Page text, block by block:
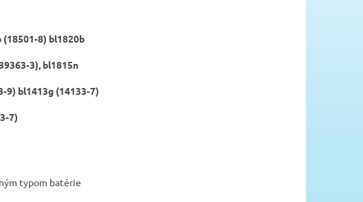
8) bl1820b
3), bl1815n
9) bl1413g (14133-7)
7)
typom batérie